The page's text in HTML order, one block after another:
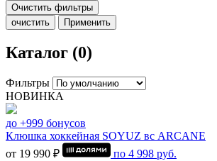
Очистить фильтры
очистить
Применить
Каталог (0)
Фильтры
НОВИНКА
до +999 бонусов
Клюшка хоккейная SOYUZ вс ARCANE
от 19 990 ₽
по 4 998 руб.